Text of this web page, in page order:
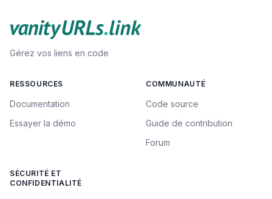
Gérez vos liens en code
RESSOURCES
Documentation
Essayer la démo
COMMUNAUTÉ
Code source
Guide de contribution
Forum
SÉCURITÉ ET
CONFIDENTIALITÉ